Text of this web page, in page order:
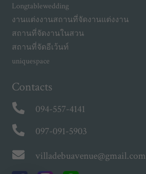
Longtablewedding
งานแต่งงานสถานที่จัดงานแต่งงาน
สถานที่จัดงานในสวน
สถานที่จัดอีเว้นท์
uniquespace
Contacts
094-557-4141
097-091-5903
villadebuavenue@gmail.com